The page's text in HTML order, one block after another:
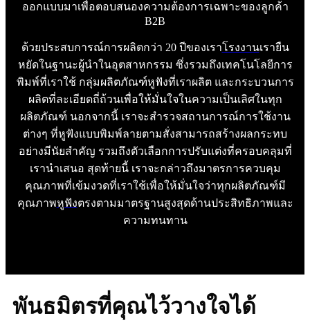
ออกแบบมาเพื่อตอบสนองความต้องการเฉพาะของลูกค้า
B2B
ด้วยประสบการณ์การผลิตกว่า 20 ปีของเราโรงงานเรายืน
หยัดในฐานะผู้นำในอุตสาหกรรม ซึ่งรวมถึงเทคโนโลยีการ
พิมพ์ที่เราใช้ กลุ่มผลิตภัณฑ์หูฟังที่เราผลิต และกระบวนการ
ผลิตที่ละเอียดถี่ถ้วนเพื่อให้มั่นใจในความเป็นเลิศในทุก
ผลิตภัณฑ์ นอกจากนี้ เราจะสำรวจสถานการณ์การใช้งาน
ต่างๆ ที่หูฟังแบบพิมพ์ลายตามสั่งสามารถสร้างผลกระทบ
อย่างมีนัยสำคัญ รวมถึงตัวเลือกการปรับแต่งที่ครอบคลุมที่
เรานำเสนอ สุดท้ายนี้ เราจะกล่าวถึงมาตรการควบคุม
คุณภาพที่เข้มงวดที่เราใช้เพื่อให้มั่นใจว่าทุกผลิตภัณฑ์มี
คุณภาพหูฟังตรงตามมาตรฐานสูงสุดด้านประสิทธิภาพและ
ความทนทาน
พันธมิตรที่คุณไว้วางใจได้